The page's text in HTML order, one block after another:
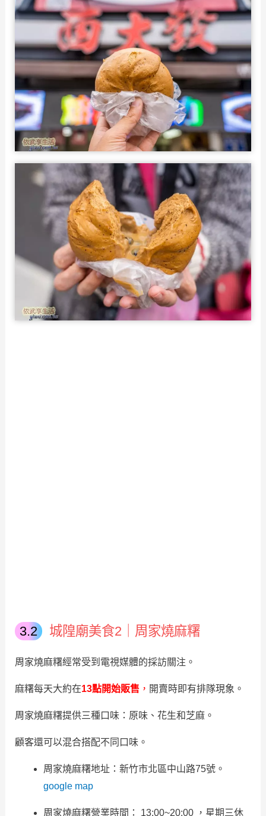
城隍廟美食2｜周家燒麻糬
周家燒麻糬經常受到電視媒體的採訪關注。
麻糬每天大約在13點開始販售 ， 開賣時即有排隊現象。
周家燒麻糬提供三種口味：原味、花生和芝麻。
顧客還可以混合搭配不同口味。
周家燒麻糬地址：新竹市北區中山路75號。
google map
周家燒麻糬營業時間： 13:00~20:00 ，星期三休